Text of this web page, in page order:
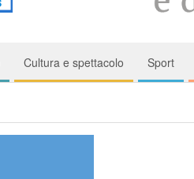
Cultura e spettacolo Sport